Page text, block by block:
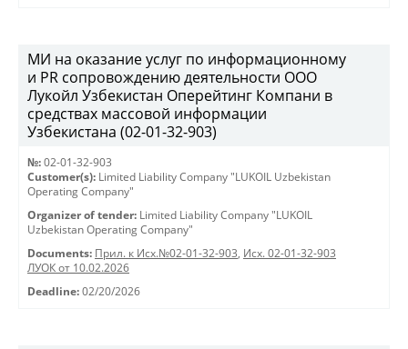
МИ на оказание услуг по информационному
и PR сопровождению деятельности ООО
Лукойл Узбекистан Оперейтинг Компани в
средствах массовой информации
Узбекистана (02-01-32-903)
№: 02-01-32-903
Customer(s): Limited Liability Company "LUKOIL Uzbekistan
Operating Company"
Organizer of tender: Limited Liability Company "LUKOIL
Uzbekistan Operating Company"
Documents: Прил. к Исх.№02-01-32-903, Исх. 02-01-32-903
ЛУОК от 10.02.2026
Deadline: 02/20/2026